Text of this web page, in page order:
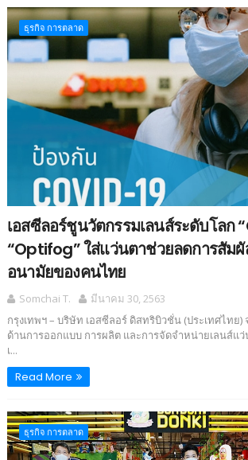
ธุรกิจ การตลาด
เอสซีลอร์ชูนวัตกรรมเลนส์ระดับโลก
“Optifog” ใส่แว่นตาช่วยลดการสัมผั
อนามัยของคนไทย
Somchai T.
มีนาคม 30, 2563
กรุงเทพฯ – บริษัท เอสซีลอร์ ดิสทริบิวชั่น (ประเทศไทย)
ด้านการออกแบบ การผลิต และการจัดจำหน่ายเลนส์แว่
เ...
Read More
ธุรกิจ การตลาด